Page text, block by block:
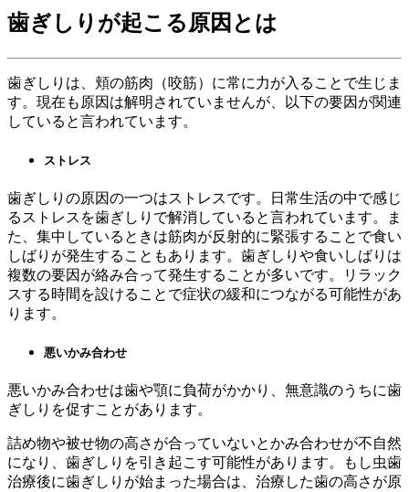
歯ぎしりが起こる原因とは
歯ぎしりは、頬の筋肉（咬筋）に常に力が入ることで生じま
す。現在も原因は解明されていませんが、以下の要因が関連
していると言われています。
ストレス
歯ぎしりの原因の一つはストレスです。日常生活の中で感じ
るストレスを歯ぎしりで解消していると言われています。ま
た、集中しているときは筋肉が反射的に緊張することで食い
しばりが発生することもあります。歯ぎしりや食いしばりは
複数の要因が絡み合って発生することが多いです。リラック
スする時間を設けることで症状の緩和につながる可能性があ
ります。
悪いかみ合わせ
悪いかみ合わせは歯や顎に負荷がかかり、無意識のうちに歯
ぎしりを促すことがあります。
詰め物や被せ物の高さが合っていないとかみ合わせが不自然
になり、歯ぎしりを引き起こす可能性があります。もし虫歯
治療後に歯ぎしりが始まった場合は、治療した歯の高さが原